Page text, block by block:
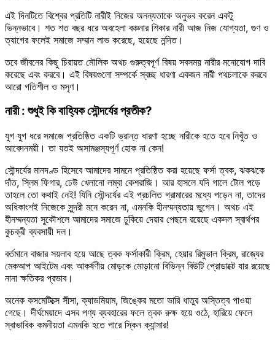
এই দিনটিতে বিশ্বের প্রতিটি নারীই নিজের অনন্যতাকে অনুভব করেন একটু
ভিন্নভাবে। শত শত বছর ধরে অবহেলা বঞ্চনার শিকার নারী আজ নিজ যোগ্যতা, গুণ ও
ত্যাগের ফলেই সমাজে সম্মান লাভ করেছে, হয়েছে নন্দিত।
তবে জীবনের কিছু চিরায়ত মৌলিক অথচ গুরুত্বপূর্ণ বিষয় সবসময় নারীর মনোযোগ দাবি
করেছে এবং করবে। এই বিষয়গুলো সম্পর্কে স্বচ্ছ ধারণা একজন নারী পথচলাকে করবে
আরো গতিশীল ও মসৃণ।
নারী : শুধুই কি বাহ্যিক সৌন্দর্যের প্রতীক?
যুগ যুগ ধরে সমাজে প্রতিষ্ঠিত একটি ভ্রান্ত ধারণা হচ্ছে নারীকে হতে হবে নিখুঁত ও
আবেদনময়ী। তা যতই অসামঞ্জস্যপূর্ণ হোক না কেন!
সৌন্দর্যের মানদণ্ড হিসেবে আমাদের সামনে প্রতিষ্ঠিত করা হয়েছে ফর্সা ত্বক, ঝকঝকে
দাঁত, স্লিম ফিগার, ঢেউ খেলানো লম্বা কেশরাজি। আর হাসলে যদি গালে টোল পড়ে
তাহলে তো কথাই নেই! যিনি সৌন্দর্যের এই প্রচলিত গ্রামারের মধ্যে পড়েন না, তাদের
অধিকাংশই নিজেকে সুন্দরী মনে করেন না, এমনকি হীনম্মন্যতায় ভুগেন। অথচ এই
হীনম্মন্যতা সুকৌশলে আমাদের সমাজে ঢুকিয়ে দেয়ার পেছনে রয়েছে একদল স্বার্থপর
কুচক্রী ব্যবসায়ী দল।
বর্তমানে বাজার সয়লাব হয়ে আছে ত্বক ফর্সাকারী ক্রিম, হেয়ার রিমুভাল ক্রিম, রাজ্যের
মেকআপ আইটেম এবং আকর্ষণীয় মোড়কে মোড়ানো বিভিন্ন বিউটি প্রোডাক্টে যার রয়েছে
নানা ক্ষতিকর প্রভাব।
অনেক কসমেটিক্সে সীসা, ক্যাডমিয়াম, জিঙ্কের মতো ভারি ধাতুর অস্তিত্ব পাওয়া
গেছে। দীর্ঘমেয়াদে এসব পণ্য ব্যবহারের ফলে ত্বক রুক্ষ হয়ে ওঠে, হারিয়ে ফেলে
স্বাভাবিক কমনীয়তা এমনকি হতে পারে স্কিন ক্যান্সার!